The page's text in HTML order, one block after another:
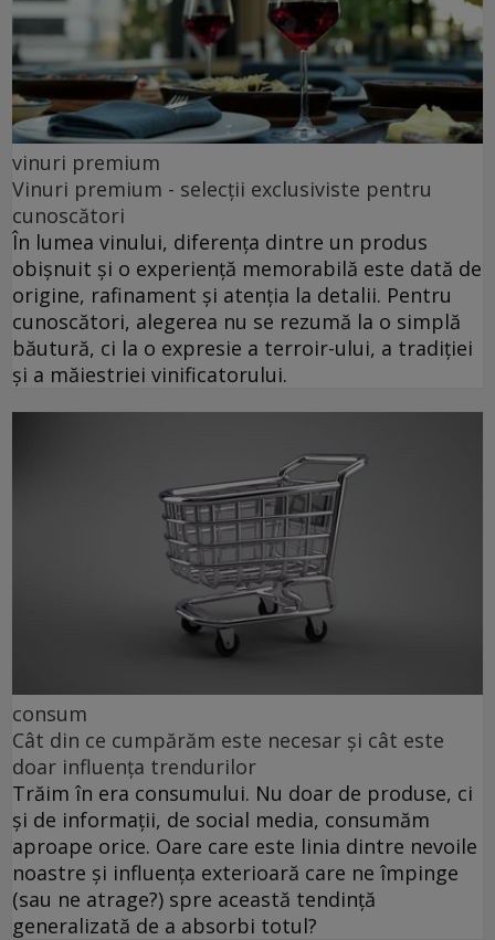
vinuri premium
Vinuri premium - selecții exclusiviste pentru
cunoscători
În lumea vinului, diferența dintre un produs
obișnuit și o experiență memorabilă este dată de
origine, rafinament și atenția la detalii. Pentru
cunoscători, alegerea nu se rezumă la o simplă
băutură, ci la o expresie a terroir-ului, a tradiției
și a măiestriei vinificatorului.
consum
Cât din ce cumpărăm este necesar și cât este
doar influența trendurilor
Trăim în era consumului. Nu doar de produse, ci
și de informații, de social media, consumăm
aproape orice. Oare care este linia dintre nevoile
noastre și influența exterioară care ne împinge
(sau ne atrage?) spre această tendință
generalizată de a absorbi totul?